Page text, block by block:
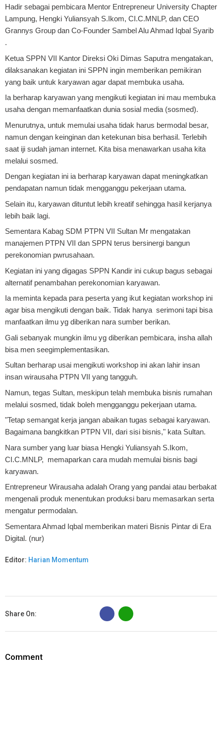
Hadir sebagai pembicara Mentor Entrepreneur University Chapter
Lampung, Hengki Yuliansyah S.Ikom, CI.C.MNLP, dan CEO
Grannys Group dan Co-Founder Sambel Alu Ahmad Iqbal Syarib
.
Ketua SPPN VII Kantor Direksi Oki Dimas Saputra mengatakan,
dilaksanakan kegiatan ini SPPN ingin memberikan pemikiran
yang baik untuk karyawan agar dapat membuka usaha.
Ia berharap karyawan yang mengikuti kegiatan ini mau membuka
usaha dengan memanfaatkan dunia sosial media (sosmed).
Menurutnya, untuk memulai usaha tidak harus bermodal besar,
namun dengan keinginan dan ketekunan bisa berhasil. Terlebih
saat iji sudah jaman internet. Kita bisa menawarkan usaha kita
melalui sosmed.
Dengan kegiatan ini ia berharap karyawan dapat meningkatkan
pendapatan namun tidak mengganggu pekerjaan utama.
Selain itu, karyawan dituntut lebih kreatif sehingga hasil kerjanya
lebih baik lagi.
Sementara Kabag SDM PTPN VII Sultan Mr mengatakan
manajemen PTPN VII dan SPPN terus bersinergi bangun
perekonomian pwrusahaan.
Kegiatan ini yang digagas SPPN Kandir ini cukup bagus sebagai
alternatif penambahan perekonomian karyawan.
Ia meminta kepada para peserta yang ikut kegiatan workshop ini
agar bisa mengikuti dengan baik. Tidak hanya serimoni tapi bisa
manfaatkan ilmu yg diberikan nara sumber berikan.
Gali sebanyak mungkin ilmu yg diberikan pembicara, insha allah
bisa men seegimplementasikan.
Sultan berharap usai mengikuti workshop ini akan lahir insan
insan wirausaha PTPN VII yang tangguh.
Namun, tegas Sultan, meskipun telah membuka bisnis rumahan
melalui sosmed, tidak boleh mengganggu pekerjaan utama.
"Tetap semangat kerja jangan abaikan tugas sebagai karyawan.
Bagaimana bangkitkan PTPN VII, dari sisi bisnis," kata Sultan.
Nara sumber yang luar biasa Hengki Yuliansyah S.Ikom,
CI.C.MNLP, memaparkan cara mudah memulai bisnis bagi
karyawan.
Entrepreneur Wirausaha adalah Orang yang pandai atau berbakat
mengenali produk menentukan produksi baru memasarkan serta
mengatur permodalan.
Sementara Ahmad Iqbal memberikan materi Bisnis Pintar di Era
Digital. (nur)
Editor: Harian Momentum
Share On:
B
Comment